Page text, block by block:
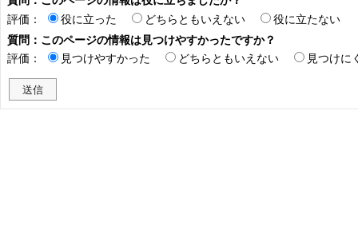
評価：
役に立った どちらともいえない
役に立たない
質問：このページの情報は見つけやすかったですか？
評価：
見つけやすかった どちらともいえない 見つけに